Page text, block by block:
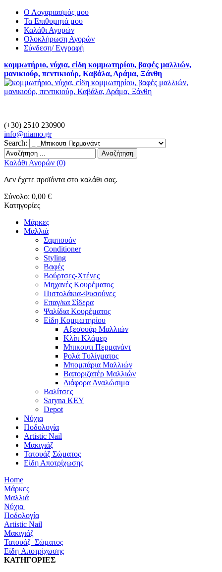
Ο Λογαριασμός μου
Τα Επιθυμητά μου
Καλάθι Αγορών
Ολοκλήρωση Αγορών
Σύνδεση/ Εγγραφή
κομμωτήριο, νύχια, είδη κομμωτηρίου, βαφές μαλλιών,
μανικιούρ, πεντικιούρ, Καβάλα, Δράμα, Ξάνθη
(+30) 2510 230900
info@niamo.gr
Search:
Αναζήτηση
Καλάθι Αγορών (0)
Δεν έχετε προϊόντα στο καλάθι σας.
Σύνολο: 0,00 €
Κατηγορίες
Μάρκες
Μαλλιά
Σαμπουάν
Conditioner
Styling
Βαφές
Βούρτσες-Χτένες
Μηχανές Κουρέματος
Πιστολάκια-Φυσούνες
Επαγ/κα Σίδερα
Ψαλίδια Κουρέματος
Είδη Κομμωτηρίου
Αξεσουάρ Μαλλιών
Κλίπ Κλάμερ
Μπικουτι Περμανάντ
Ρολά Τυλίγματος
Μπομπάρια Μαλλιών
Βαποριζατέρ Μαλλιών
Διάφορα Αναλώσιμα
Βαλίτσες
Saryna KEY
Depot
Νύχια
Ποδολογία
Artistic Nail
Μακιγιάζ
Τατουάζ Σώματος
Είδη Αποτρίχωσης
Home
Μάρκες
Μαλλιά
Νύχια
Ποδολογία
Artistic Nail
Μακιγιάζ
Τατουάζ Σώματος
Είδη Αποτρίχωσης
ΚΑΤΗΓΟΡΙΕΣ